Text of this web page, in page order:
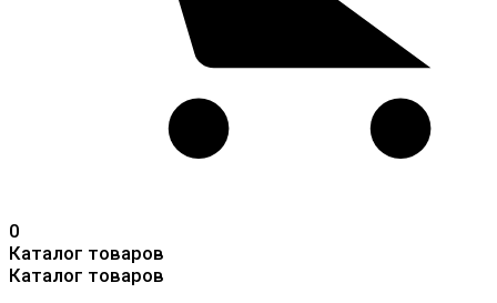
0
Каталог товаров
Каталог товаров